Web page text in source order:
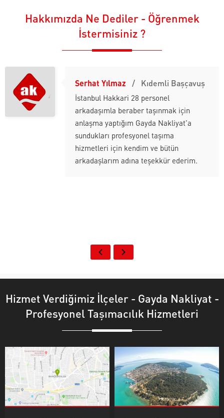
Hakkımızda Ne Dediler - Öğrenmek
İstermisiniz ?
Serhat Yılmaz Kıdemli Başçavuş
İstanbul Hakkari 28 personel
arkadaşımla beraber taşınmak için
anlaşma yaptığım Gayda Nakliyat'a
sundukları profesyonel taşıma
hizmetleri için kendim ve bütün
arkadaşlarım adına teşekkür ederim.
Hizmet Verdiğimiz İlçeler - Gayda Nakliyat -
Profesyonel Taşımacılık Hizmetleri